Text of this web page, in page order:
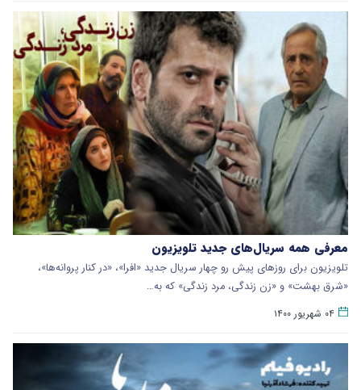
معرفی همه سریال‌های جدید تلویزیون
تلویزیون برای روزهای پیش رو چهار سریال جدید «افرا»، «در کنار پروانه‌ها»،
«شرق بهشت» و «زن زندگی، مرد زندگی» که به…
۰۴ شهریور ۱۴۰۰